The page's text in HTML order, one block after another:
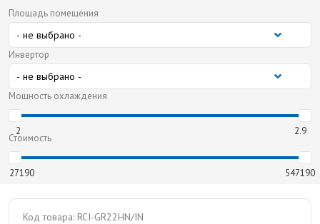
Площадь помещения
Инвертор
Мощность охлаждения
2 2.9
Стоимость
27190 547190
Код товара: RCI-GR22HN/IN